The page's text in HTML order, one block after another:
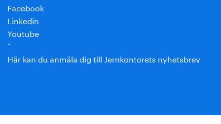
Facebook
Linkedin
Youtube
¨
Här kan du anmäla dig till Jernkontorets nyhetsbrev